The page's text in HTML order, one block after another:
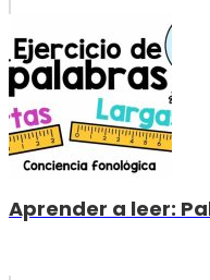
Aprender a leer: